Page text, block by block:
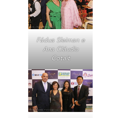
Fádua Sleiman e
Ana Cláudia
Cotait